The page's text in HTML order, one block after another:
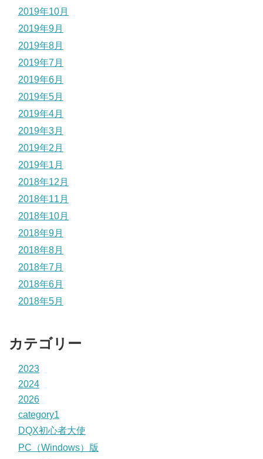
2019年10月
2019年9月
2019年8月
2019年7月
2019年6月
2019年5月
2019年4月
2019年3月
2019年2月
2019年1月
2018年12月
2018年11月
2018年10月
2018年9月
2018年8月
2018年7月
2018年6月
2018年5月
カテゴリー
2023
2024
2026
category1
DQX初心者大使
PC（Windows）版